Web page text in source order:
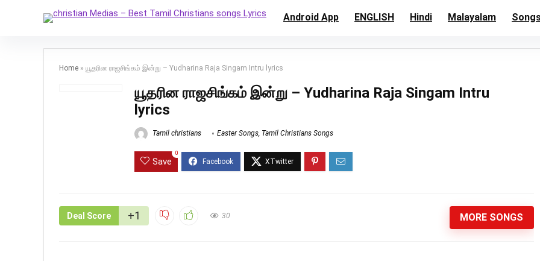
Android App ENGLISH Hindi Malayalam
Home » யூதரின ராஜசிங்கம் இன்று – Yudharina Raja Singam Intru lyrics
யூதரின ராஜசிங்கம் இன்று – Yudharina Raja Singam Intru
lyrics
Tamil christians Easter Songs, Tamil Christians Songs
Save
0
Deal Score +1 30 MORE SONGS